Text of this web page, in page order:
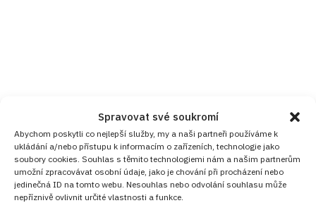
Spravovat své soukromí
Abychom poskytli co nejlepší služby, my a naši partneři používáme k
ukládání a/nebo přístupu k informacím o zařízeních, technologie jako
soubory cookies. Souhlas s těmito technologiemi nám a našim partnerům
umožní zpracovávat osobní údaje, jako je chování při procházení nebo
jedinečná ID na tomto webu. Nesouhlas nebo odvolání souhlasu může
nepříznivě ovlivnit určité vlastnosti a funkce.